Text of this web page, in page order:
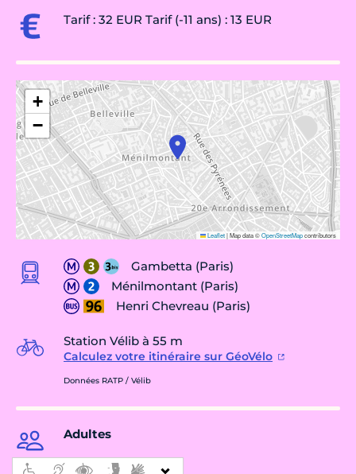
Tarif : 32 EUR Tarif (-11 ans) : 13 EUR
+
−
Leaflet|Map data ©OpenStreetMapcontributors
Gambetta (Paris)
Ménilmontant (Paris)
Henri Chevreau (Paris)
Station Vélib à 55 m
Calculez votre itinéraire sur GéoVélo
Données RATP / Vélib
Adultes